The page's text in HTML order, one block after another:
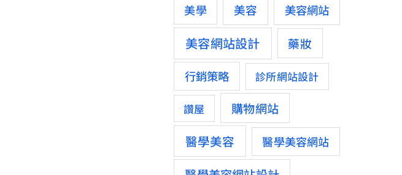
美學 美容 美容網站
美容網站設計 藥妝
行銷策略 診所網站設計
讚屋 購物網站
醫學美容 醫學美容網站